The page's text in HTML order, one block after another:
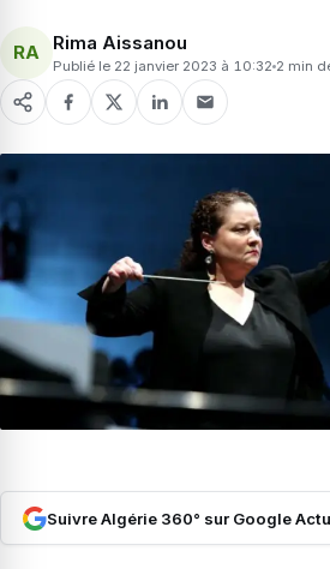
RA Rima Aissanou
Publié le 22 janvier 2023 à 10:32 2 min
Suivre Algérie 360° sur Google